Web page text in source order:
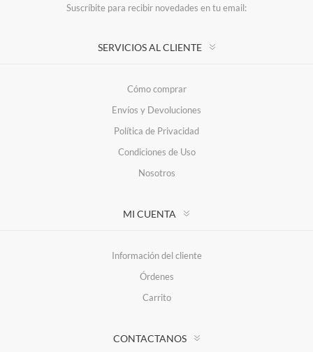
Suscríbite para recibir novedades en tu email:
SERVICIOS AL CLIENTE
Cómo comprar
Envíos y Devoluciones
Política de Privacidad
Condiciones de Uso
Nosotros
MI CUENTA
Información del cliente
Órdenes
Carrito
CONTACTANOS